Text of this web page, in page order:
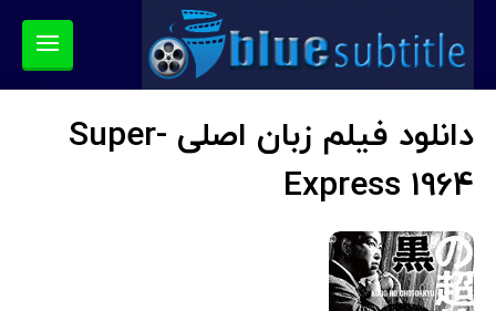
دانلود فیلم زبان اصلی Super-
Express 1964